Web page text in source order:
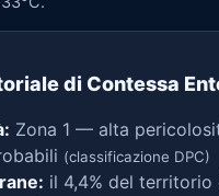
di Contessa
Zona 1 — alta
(classificazione DPC)
il 4,4% del territorio